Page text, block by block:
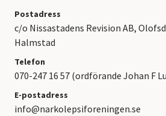
Postadress
c/o Nissastadens Revision AB,
Halmstad
Telefon
070-247 16 57 (ordförande Johan F
E-postadress
info@narkolepsiforeningen.se